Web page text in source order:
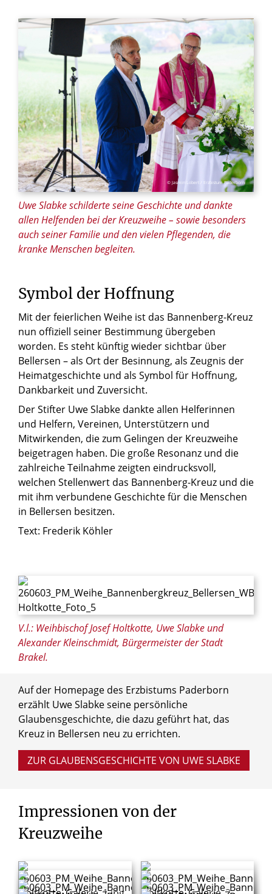
© Jasmin Lobert / Erzbistum Paderborn
Uwe Slabke schilderte seine Geschichte und dankte
allen Helfenden bei der Kreuzweihe – sowie besonders
auch seiner Familie und den vielen Pflegenden, die
kranke Menschen begleiten.
V.l.: Weihbischof Josef Holtkotte, Uwe Slabke und
Alexander Kleinschmidt, Bürgermeister der Stadt
Brakel.
Symbol der Hoffnung
Mit der feierlichen Weihe ist das Bannenberg-Kreuz
nun offiziell seiner Bestimmung übergeben
worden. Es steht künftig wieder sichtbar über
Bellersen – als Ort der Besinnung, als Zeugnis der
Heimatgeschichte und als Symbol für Hoffnung,
Dankbarkeit und Zuversicht.
Der Stifter Uwe Slabke dankte allen Helferinnen
und Helfern, Vereinen, Unterstützern und
Mitwirkenden, die zum Gelingen der Kreuzweihe
beigetragen haben. Die große Resonanz und die
zahlreiche Teilnahme zeigten eindrucksvoll,
welchen Stellenwert das Bannenberg-Kreuz und die
mit ihm verbundene Geschichte für die Menschen
in Bellersen besitzen.
Text: Frederik Köhler
Auf der Homepage des Erzbistums Paderborn
erzählt Uwe Slabke seine persönliche
Glaubensgeschichte, die dazu geführt hat, das
Kreuz in Bellersen neu zu errichten.
ZUR GLAUBENSGESCHICHTE VON UWE SLABKE
Impressionenvon der
Kreuzweihe
© Frederik Köhler © Frederik Köhler